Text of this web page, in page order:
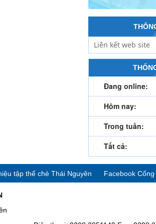
Đang online:
Hôm nay:
Trong tuần:
Tất cả:
tập thể chè Thái Nguyên Facebook